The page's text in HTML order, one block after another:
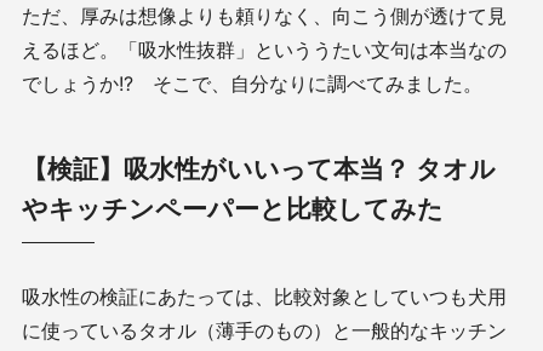
ただ、厚みは想像よりも頼りなく、向こう側が透けて見
えるほど。「吸水性抜群」といううたい文句は本当なの
でしょうか!? そこで、自分なりに調べてみました。
【検証】吸水性がいいって本当？ タオル
やキッチンペーパーと比較してみた
吸水性の検証にあたっては、比較対象としていつも犬用
に使っているタオル（薄手のもの）と一般的なキッチン